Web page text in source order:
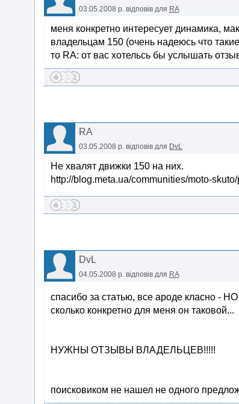
03.05.2008 р. відповів для RA
меня конкретно интересует динамика,
владельцам 150 (очень надеюсь что
то RA: от вас хотельсь бы услышать
RA
03.05.2008 р. відповів для DvL
Не хвалят движки 150 на них.
http://blog.meta.ua/communities/moto-
DvL
04.05.2008 р. відповів для RA
спасибо за статью, все ароде класно -
сколько конкретно для меня он таковой...
НУЖНЫ ОТЗЫВЫ ВЛАДЕЛЬЦЕВ!!!!!
поисковиком не нашел не одного